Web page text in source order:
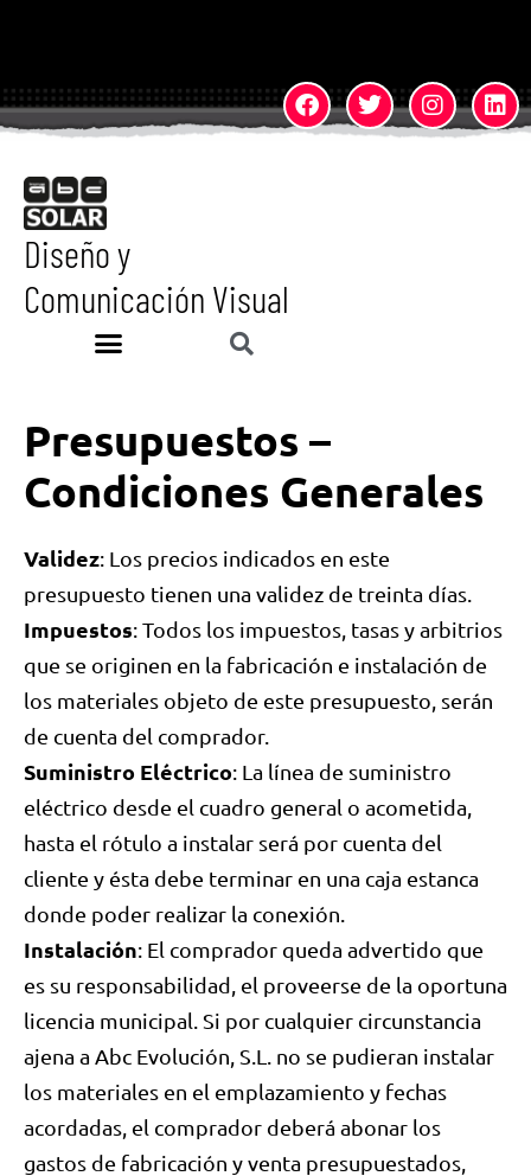
Diseño y
Comunicación Visual
Presupuestos –
Condiciones Generales
Validez: Los precios indicados en este
presupuesto tienen una validez de treinta días.
Impuestos: Todos los impuestos, tasas y arbitrios
que se originen en la fabricación e instalación de
los materiales objeto de este presupuesto, serán
de cuenta del comprador.
Suministro Eléctrico: La línea de suministro
eléctrico desde el cuadro general o acometida,
hasta el rótulo a instalar será por cuenta del
cliente y ésta debe terminar en una caja estanca
donde poder realizar la conexión.
Instalación: El comprador queda advertido que
es su responsabilidad, el proveerse de la oportuna
licencia municipal. Si por cualquier circunstancia
ajena a Abc Evolución, S.L. no se pudieran instalar
los materiales en el emplazamiento y fechas
acordadas, el comprador deberá abonar los
gastos de fabricación y venta presupuestados,